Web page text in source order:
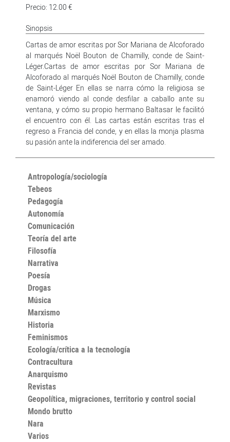
Precio: 12.00 €
Sinopsis
Cartas de amor escritas por Sor Mariana de Alcoforado
al marqués Noël Bouton de Chamilly, conde de Saint-
Léger.Cartas de amor escritas por Sor Mariana de
Alcoforado al marqués Noël Bouton de Chamilly, conde
de Saint-Léger En ellas se narra cómo la religiosa se
enamoró viendo al conde desfilar a caballo ante su
ventana, y cómo su propio hermano Baltasar le facilitó
el encuentro con él. Las cartas están escritas tras el
regreso a Francia del conde, y en ellas la monja plasma
su pasión ante la indiferencia del ser amado.
Antropología/sociología
Tebeos
Pedagogía
Autonomía
Comunicación
Teoría del arte
Filosofía
Narrativa
Poesía
Drogas
Música
Marxismo
Historia
Feminismos
Ecología/crítica a la tecnología
Contracultura
Anarquismo
Revistas
Geopolítica, migraciones, territorio y control social
Mondo brutto
Nara
Varios